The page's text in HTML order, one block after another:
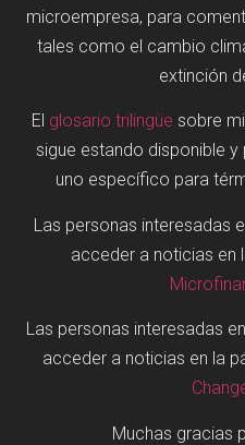
microempresa, para
tales como el cambio
extinción
El glosario trilingüe sobre
sigue estando disponible
uno específico para
Las personas interesadas
acceder a noticias en
Las personas interesadas
acceder a noticias en la
Muchas gracias